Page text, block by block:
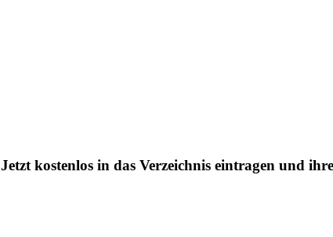
Jetzt kostenlos in das Verzeichnis eintragen und